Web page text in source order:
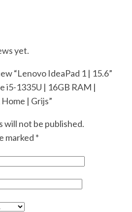
yet.
“Lenovo IdeaPad 1 | 15.6”
i5-1335U | 16GB RAM |
| Grijs”
will not be published.
marked *